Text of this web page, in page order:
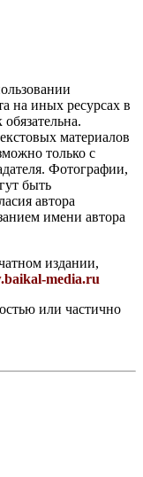
на иных ресурсах в
материалов
только с
Фотографии,
быть
автора
имени автора
издании,
media.ru
или частично